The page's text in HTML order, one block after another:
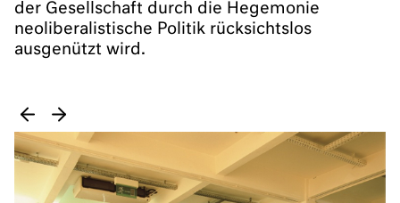
der Gesellschaft durch die Hegemonie
neoliberalistische Politik rücksichtslos
ausgenützt wird.